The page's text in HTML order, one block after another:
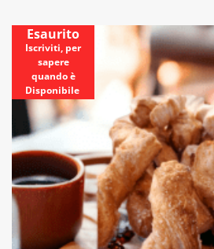
Esaurito
Iscriviti, per
sapere
quando è
Disponibile